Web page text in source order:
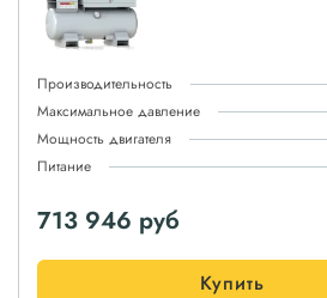
Производительность
Максимальное давление
Мощность двигателя
Питание
713 946 руб
Купить